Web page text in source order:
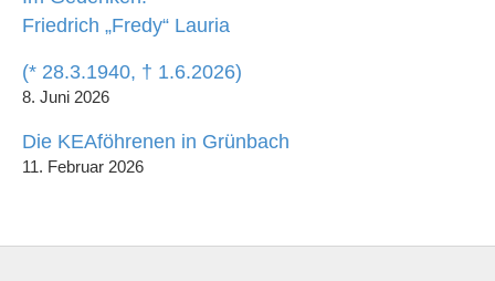
Friedrich „Fredy“ Lauria
(* 28.3.1940, † 1.6.2026)
8. Juni 2026
Die KEAföhrenen in Grünbach
11. Februar 2026